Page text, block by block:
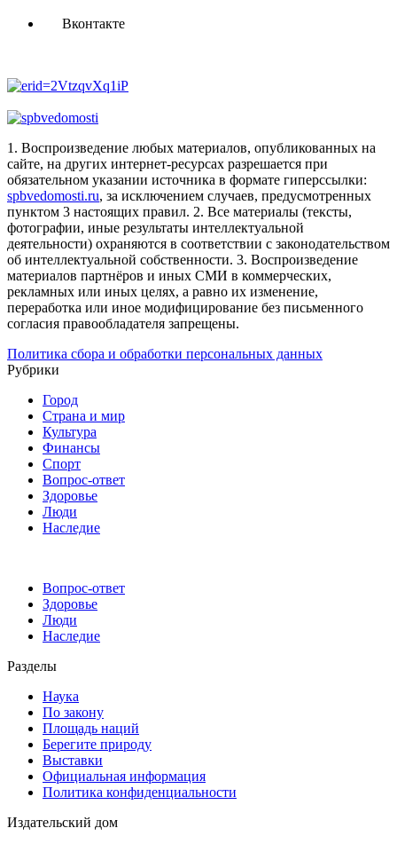
Вконтакте
1. Воспроизведение любых материалов, опубликованных на
сайте, на других интернет-ресурсах разрешается при
обязательном указании источника в формате гиперссылки:
spbvedomosti.ru, за исключением случаев, предусмотренных
пунктом 3 настоящих правил. 2. Все материалы (тексты,
фотографии, иные результаты интеллектуальной
деятельности) охраняются в соответствии с законодательством
об интеллектуальной собственности. 3. Воспроизведение
материалов партнёров и иных СМИ в коммерческих,
рекламных или иных целях, а равно их изменение,
переработка или иное модифицирование без письменного
согласия правообладателя запрещены.
Политика сбора и обработки персональных данных
Рубрики
Город
Страна и мир
Культура
Финансы
Спорт
Вопрос-ответ
Здоровье
Люди
Наследие
Вопрос-ответ
Здоровье
Люди
Наследие
Разделы
Наука
По закону
Площадь наций
Берегите природу
Выставки
Официальная информация
Политика конфиденциальности
Издательский дом